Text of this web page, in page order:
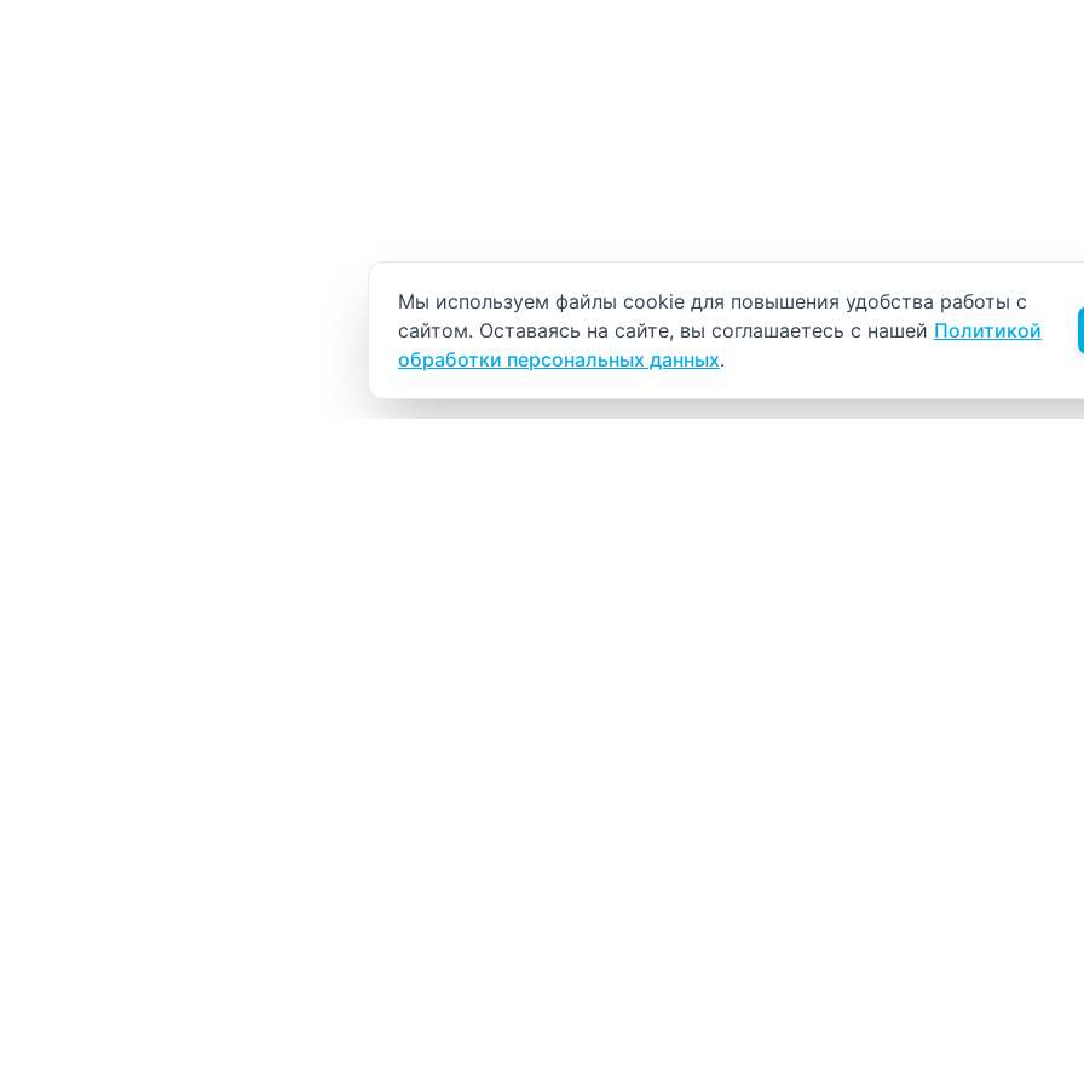
Уведомление об использовании cookie
Мы используем файлы cookie для повышения удобства работы с
сайтом. Оставаясь на сайте, вы соглашаетесь с нашей Политикой
обработки персональных данных.